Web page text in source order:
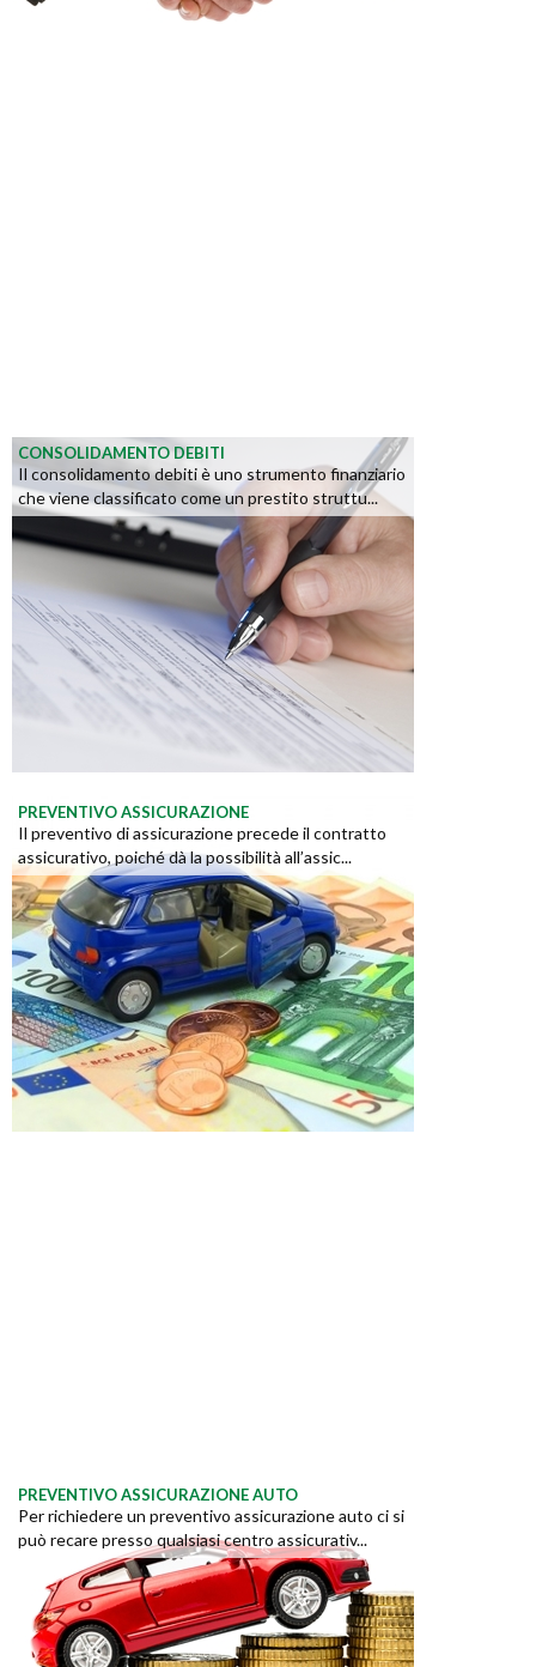
CONSOLIDAMENTO DEBITI
Il consolidamento debiti è uno strumento finanziario
che viene classificato come un prestito struttu...
PREVENTIVO ASSICURAZIONE
Il preventivo di assicurazione precede il contratto
assicurativo, poiché dà la possibilità all’assic...
PREVENTIVO ASSICURAZIONE AUTO
Per richiedere un preventivo assicurazione auto ci si
può recare presso qualsiasi centro assicurativ...